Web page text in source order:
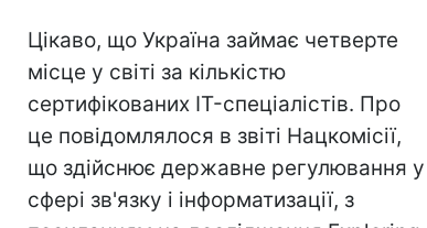
Цікаво, що Україна займає четверте
місце у світі за кількістю
сертифікованих IT-спеціалістів. Про
це повідомлялося в звіті Нацкомісії,
що здійснює державне регулювання у
сфері зв'язку і інформатизації, з